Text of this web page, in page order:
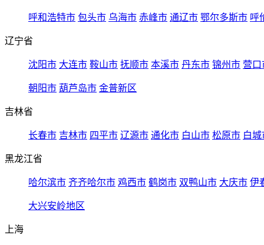
呼和浩特市 包头市 乌海市 赤峰市 通辽市 鄂尔多斯市 呼
辽宁省
沈阳市 大连市 鞍山市 抚顺市 本溪市 丹东市 锦州市 营口
朝阳市 葫芦岛市 金普新区
吉林省
长春市 吉林市 四平市 辽源市 通化市 白山市 松原市 白城
黑龙江省
哈尔滨市 齐齐哈尔市 鸡西市 鹤岗市 双鸭山市 大庆市 伊
大兴安岭地区
上海